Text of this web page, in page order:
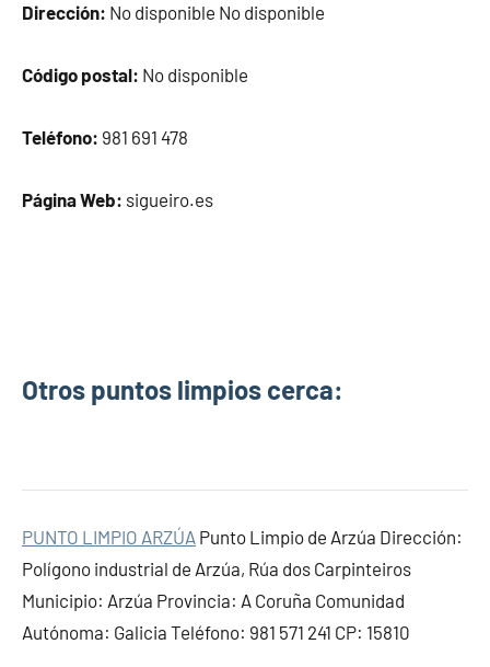
Dirección: No disponible No disponible
Código postal: No disponible
Teléfono: 981 691 478
Página Web: sigueiro.es
Otros puntos limpios cerca:
PUNTO LIMPIO ARZÚA Punto Limpio de Arzúa Dirección:
Polígono industrial de Arzúa, Rúa dos Carpinteiros
Municipio: Arzúa Provincia: A Coruña Comunidad
Autónoma: Galicia Teléfono: 981 571 241 CP: 15810